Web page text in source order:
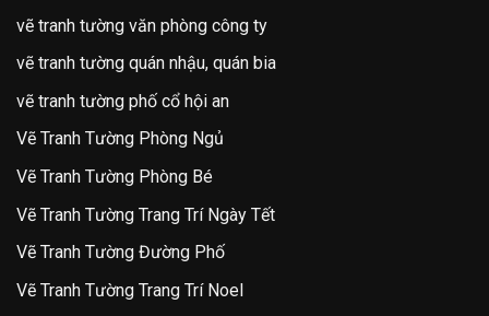
vẽ tranh tường văn phòng công ty
vẽ tranh tường quán nhậu, quán bia
vẽ tranh tường phố cổ hội an
Vẽ Tranh Tường Phòng Ngủ
Vẽ Tranh Tường Phòng Bé
Vẽ Tranh Tường Trang Trí Ngày Tết
Vẽ Tranh Tường Đường Phố
Vẽ Tranh Tường Trang Trí Noel